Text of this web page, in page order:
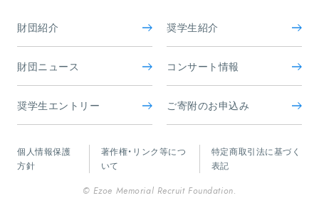
財団紹介 奨学生紹介
財団ニュース コンサート情報
奨学生エントリー ご寄附のお申込み
個人情報保護
方針
著作権・リンク等につ
いて
特定商取引法に基づく
表記
© Ezoe Memorial Recruit Foundation.